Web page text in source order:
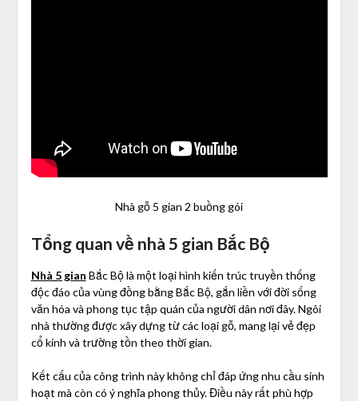
Nhà gỗ 5 gian 2 buồng gói
Tổng quan về nhà 5 gian Bắc Bộ
Nhà 5 gian Bắc Bộ là một loại hình kiến trúc truyền thống
độc đáo của vùng đồng bằng Bắc Bộ, gắn liền với đời sống
văn hóa và phong tục tập quán của người dân nơi đây. Ngôi
nhà thường được xây dựng từ các loại gỗ, mang lại vẻ đẹp
cổ kính và trường tồn theo thời gian.
Kết cấu của công trình này không chỉ đáp ứng nhu cầu sinh
hoạt mà còn có ý nghĩa phong thủy. Điều này rất phù hợp